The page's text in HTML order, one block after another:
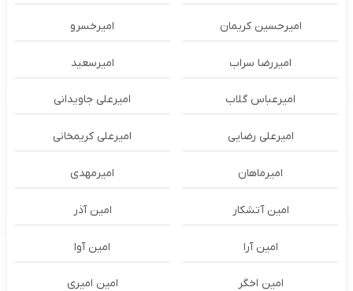
امیرحسین کریمان امیرخسرو
امیررضا سراب امیرسعید
امیرعباس گلاب امیرعلی جاویدانی
امیرعلی رضایی امیرعلی کریمخانی
امیرماهان امیرمهدی
امین آتشکار امین آذر
امین آرا امین آوا
امین اخگر امین امیری